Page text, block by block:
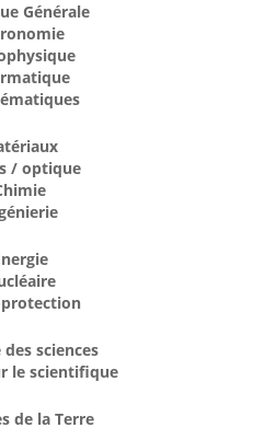
Générale
/ optique
sciences
le scientifique
de la Terre